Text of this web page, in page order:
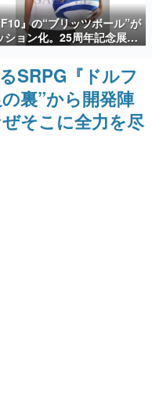
ジビュー数万以上！ などな
電ファミ渾身の“殿堂入り”記
々に製作時のエピソードをお
ーム）とは何か？を探ってい
。『赫本』は、〈試験問題〉
』の“ブリッツボール”が
ション化。25周年記念展
FANTASY X
幻光の記憶-」のグッ
報が一部公開
SRPG『ドルフ
裏”から開発陣
そこに全力を尽